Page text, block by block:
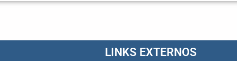
LINKS EXTERNOS